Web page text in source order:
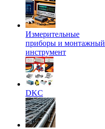
Измерительные
приборы и монтажный
инструмент
DKC